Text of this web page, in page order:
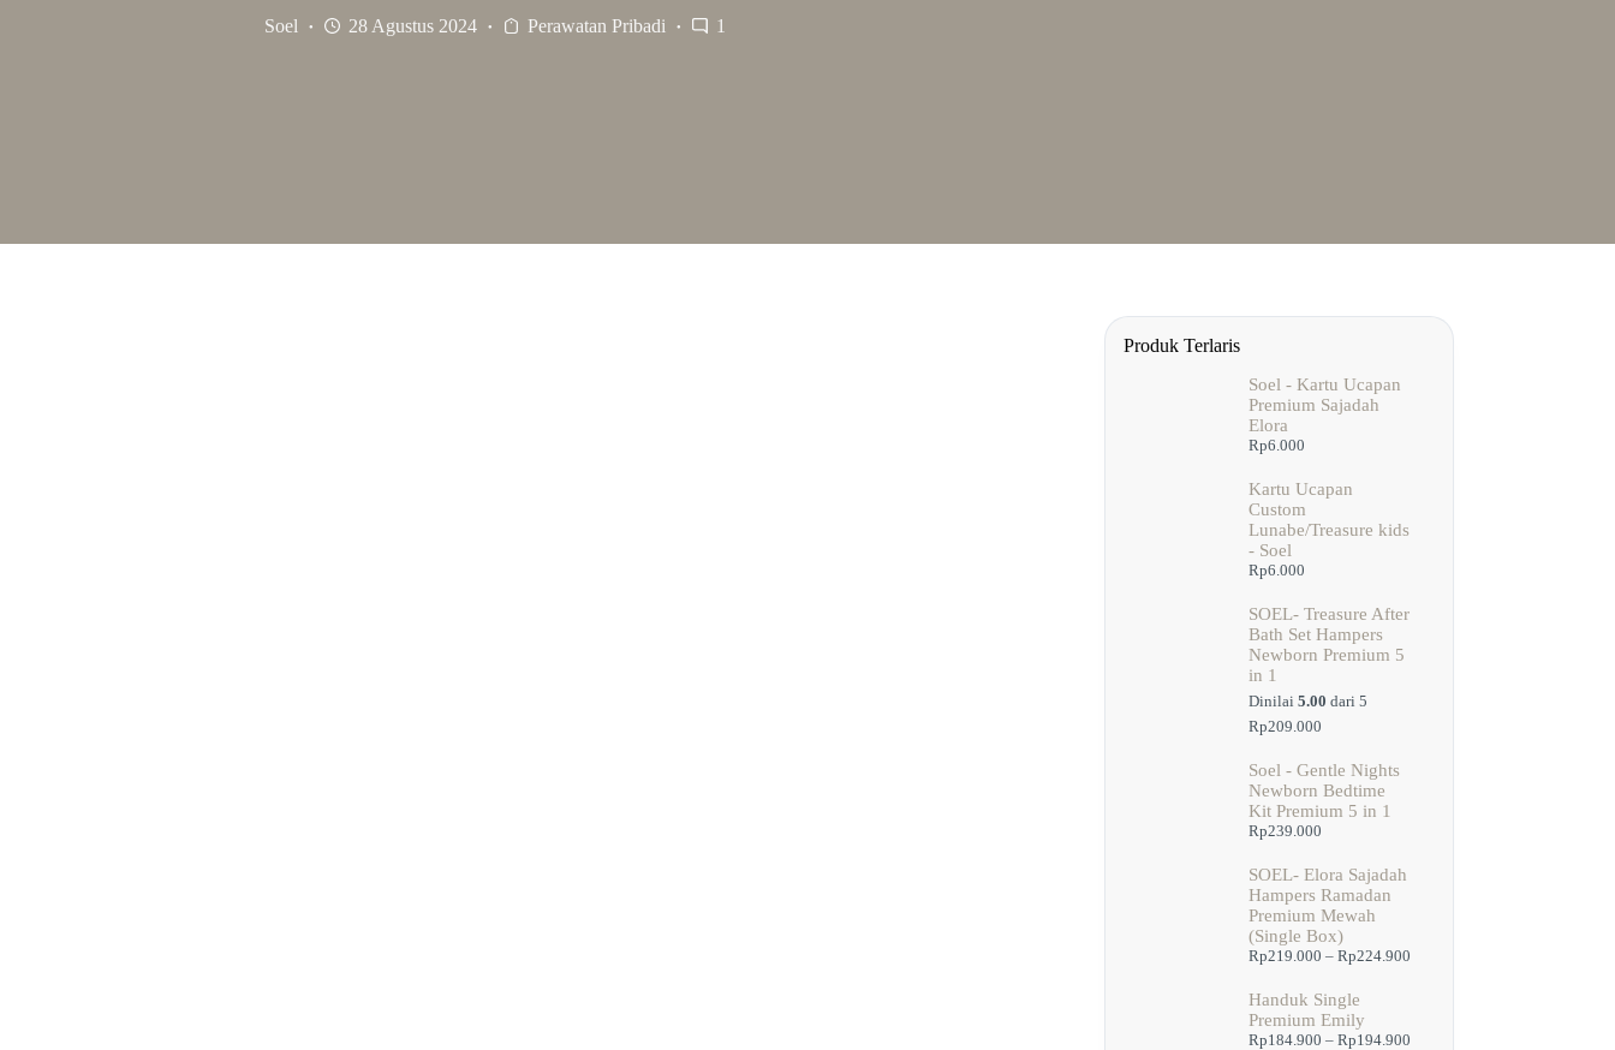
Soel 28 Agustus 2024 Perawatan Pribadi 1
Produk Terlaris
Soel - Kartu Ucapan
Premium Sajadah
Elora
Rp6.000
Kartu Ucapan
Custom
Lunabe/Treasure kids
- Soel
Rp6.000
SOEL- Treasure After
Bath Set Hampers
Newborn Premium 5
in 1
Dinilai 5.00 dari 5
Rp209.000
Soel - Gentle Nights
Newborn Bedtime
Kit Premium 5 in 1
Rp239.000
SOEL- Elora Sajadah
Hampers Ramadan
Premium Mewah
(Single Box)
Rp219.000 – Rp224.900Rentang
Handuk Single
Premium Emily
Rp184.900 – Rp194.900Rentang